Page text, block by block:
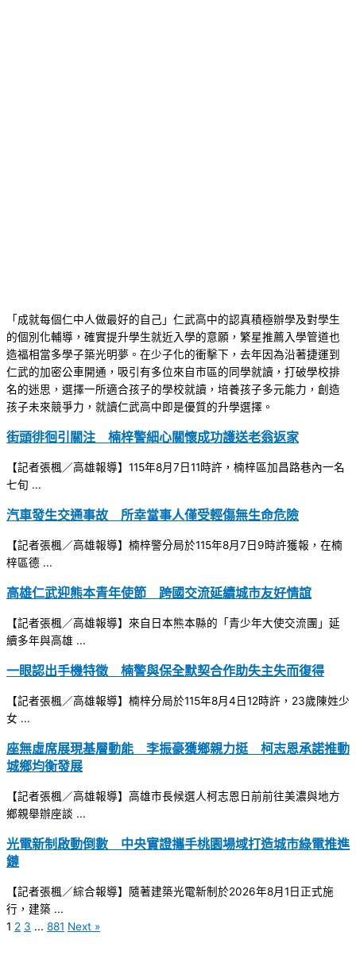
「成就每個仁中人做最好的自己」仁武高中的認真積極辦學及對學生
的個別化輔導，確實提升學生就近入學的意願，繁星推薦入學管道也
造福相當多學子築光明夢。在少子化的衝擊下，去年因為沿著捷運到
仁武的加密公車開通，吸引有多位來自市區的同學就讀，打破學校排
名的迷思，選擇一所適合孩子的學校就讀，培養孩子多元能力，創造
孩子未來競爭力，就讀仁武高中即是優質的升學選擇。
街頭徘徊引關注 楠梓警細心關懷成功護送老翁返家
【記者張楓／高雄報導】115年8月7日11時許，楠梓區加昌路巷內一名
七旬 ...
汽車發生交通事故 所幸當事人僅受輕傷無生命危險
【記者張楓／高雄報導】楠梓警分局於115年8月7日9時許獲報，在楠
梓區德 ...
高雄仁武迎熊本青年使節 跨國交流延續城市友好情誼
【記者張楓／高雄報導】來自日本熊本縣的「青少年大使交流團」延
續多年與高雄 ...
一眼認出手機特徵 楠警與保全默契合作助失主失而復得
【記者張楓／高雄報導】楠梓分局於115年8月4日12時許，23歲陳姓少
女 ...
座無虛席展現基層動能 李振豪獲鄉親力挺 柯志恩承諾推動
城鄉均衡發展
【記者張楓／高雄報導】高雄市長候選人柯志恩日前前往美濃與地方
鄉親舉辦座談 ...
光電新制啟動倒數 中央實證攜手桃園場域打造城市綠電推進
鏈
【記者張楓／綜合報導】隨著建築光電新制於2026年8月1日正式施
行，建築 ...
1 2 3 ... 881 Next »